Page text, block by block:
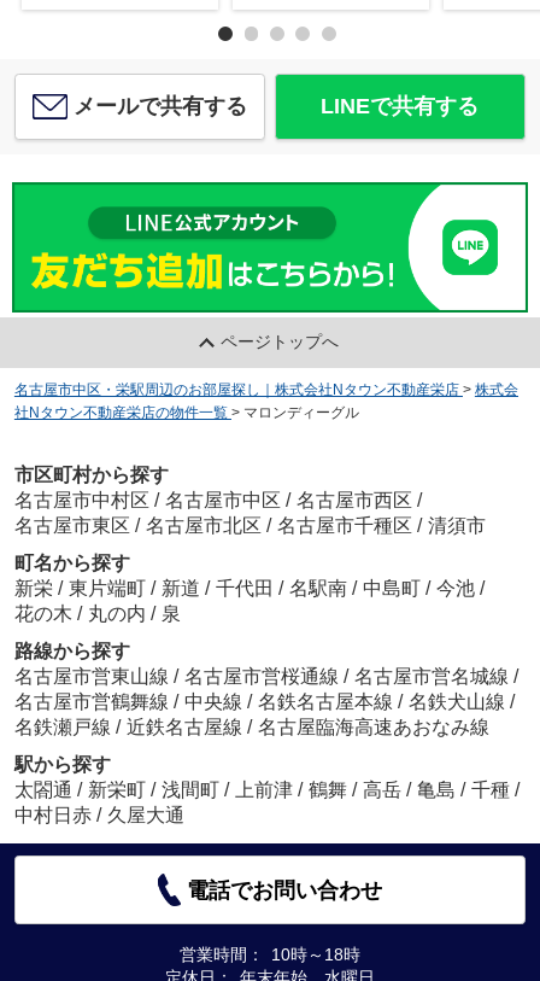
メールで共有する LINEで共有する
ページトップへ
名古屋市中区・栄駅周辺のお部屋探し｜株式会社Nタウン不動産栄店 > 株式会
社Nタウン不動産栄店の物件一覧 > マロンディーグル
市区町村から探す
名古屋市中村区 / 名古屋市中区 / 名古屋市西区 /
名古屋市東区 / 名古屋市北区 / 名古屋市千種区 / 清須市
町名から探す
新栄 / 東片端町 / 新道 / 千代田 / 名駅南 / 中島町 / 今池 /
花の木 / 丸の内 / 泉
路線から探す
名古屋市営東山線 / 名古屋市営桜通線 / 名古屋市営名城線 /
名古屋市営鶴舞線 / 中央線 / 名鉄名古屋本線 / 名鉄犬山線 /
名鉄瀬戸線 / 近鉄名古屋線 / 名古屋臨海高速あおなみ線
駅から探す
太閤通 / 新栄町 / 浅間町 / 上前津 / 鶴舞 / 高岳 / 亀島 / 千種 /
中村日赤 / 久屋大通
電話でお問い合わせ
営業時間：
10時～18時
定休日：
年末年始 水曜日